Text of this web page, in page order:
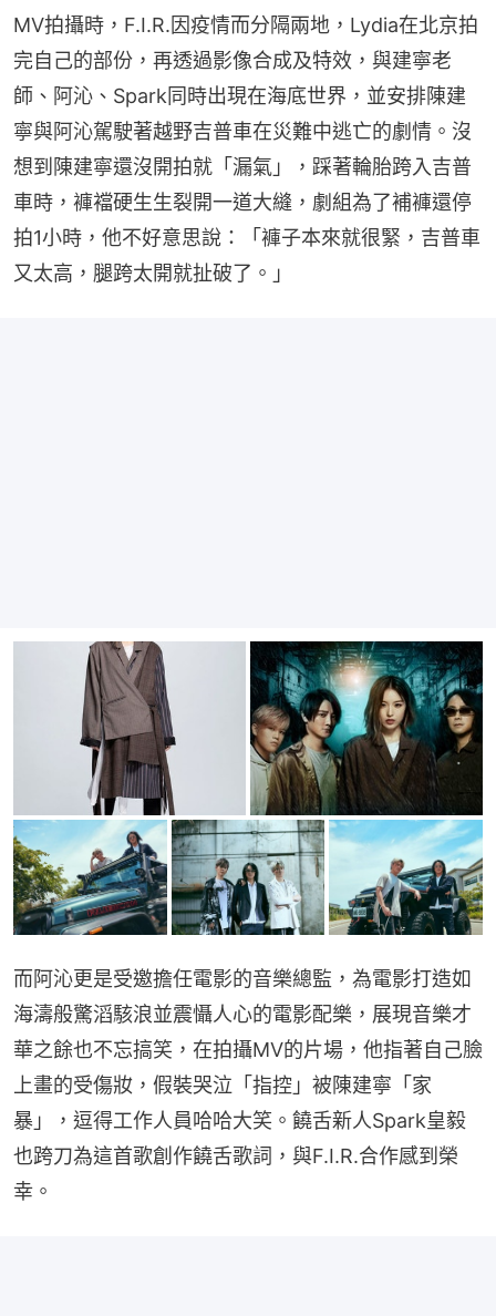
MV拍攝時，F.I.R.因疫情而分隔兩地，Lydia在北京拍
完自己的部份，再透過影像合成及特效，與建寧老
師、阿沁、Spark同時出現在海底世界，並安排陳建
寧與阿沁駕駛著越野吉普車在災難中逃亡的劇情。沒
想到陳建寧還沒開拍就「漏氣」，踩著輪胎跨入吉普
車時，褲襠硬生生裂開一道大縫，劇組為了補褲還停
拍1小時，他不好意思說：「褲子本來就很緊，吉普車
又太高，腿跨太開就扯破了。」
而阿沁更是受邀擔任電影的音樂總監，為電影打造如
海濤般驚滔駭浪並震懾人心的電影配樂，展現音樂才
華之餘也不忘搞笑，在拍攝MV的片場，他指著自己臉
上畫的受傷妝，假裝哭泣「指控」被陳建寧「家
暴」，逗得工作人員哈哈大笑。饒舌新人Spark皇毅
也跨刀為這首歌創作饒舌歌詞，與F.I.R.合作感到榮
幸。